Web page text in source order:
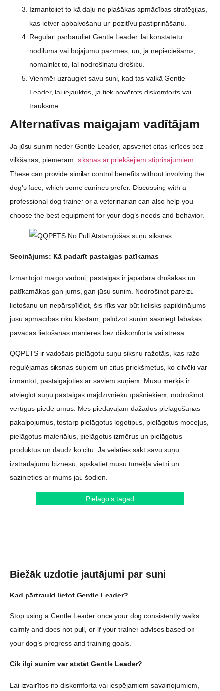
Izmantojiet to kā daļu no plašākas apmācības stratēģijas,
kas ietver apbalvošanu un pozitīvu pastiprināšanu.
Regulāri pārbaudiet Gentle Leader, lai konstatētu
nodiluma vai bojājumu pazīmes, un, ja nepieciešams,
nomainiet to, lai nodrošinātu drošību.
Vienmēr uzraugiet savu suni, kad tas valkā Gentle
Leader, lai iejauktos, ja tiek novērots diskomforts vai
trauksme.
Alternatīvas maigajam vadītājam
Ja jūsu sunim neder Gentle Leader, apsveriet citas ierīces bez
vilkšanas, piemēram. siksnas ar priekšējiem stiprinājumiem
These can provide similar control benefits without involving the
dog’s face, which some canines prefer. Discussing with a
professional dog trainer or a veterinarian can also help you
choose the best equipment for your dog’s needs and behavior.
Secinājums: Kā padarīt pastaigas patīkamas
Izmantojot maigo vadoni, pastaigas ir jāpadara drošākas un
patīkamākas gan jums, gan jūsu sunim. Nodrošinot pareizu
lietošanu un nepārspīlējot, šis rīks var būt lielisks papildinājums
jūsu apmācības rīku klāstam, palīdzot sunim sasniegt labākas
pavadas lietošanas manieres bez diskomforta vai stresa.
QQPETS ir vadošais pielāgotu suņu siksnu ražotājs, kas ražo
regulējamas siksnas suņiem un citus priekšmetus, ko cilvēki var
izmantot, pastaigājoties ar saviem suņiem. Mūsu mērķis ir
atvieglot suņu pastaigas mājdzīvnieku īpašniekiem, nodrošinot
vērtīgus piederumus. Mēs piedāvājam dažādus pielāgošanas
pakalpojumus, tostarp pielāgotus logotipus, pielāgotus modeļus,
pielāgotus materiālus, pielāgotus izmērus un pielāgotus
produktus un daudz ko citu. Ja vēlaties sākt savu suņu
izstrādājumu biznesu, apskatiet mūsu tīmekļa vietni un
sazinieties ar mums jau šodien.
Pielāgots tagad
Biežāk uzdotie jautājumi par suni
Kad pārtraukt lietot Gentle Leader?
Stop using a Gentle Leader once your dog consistently walks
calmly and does not pull, or if your trainer advises based on
your dog’s progress and training goals.
Cik ilgi sunim var atstāt Gentle Leader?
Lai izvairītos no diskomforta vai iespējamiem savainojumiem,